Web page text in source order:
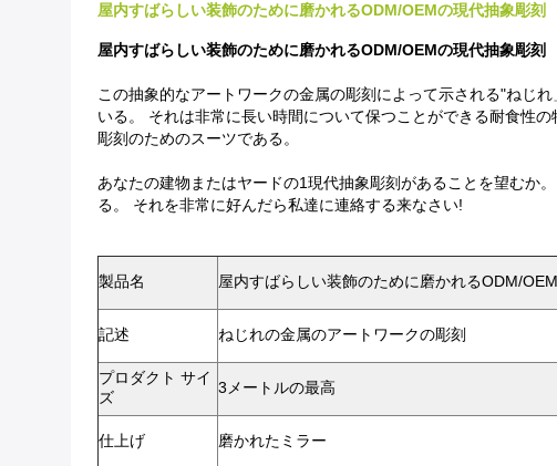
屋内すばらしい装飾のために磨かれるODM/OEMの現代抽象彫刻
屋内すばらしい装飾のために磨かれるODM/OEMの現代抽象彫刻
この抽象的なアートワークの金属の彫刻によって示される"ねじ
いる。 それは非常に長い時間について保つことができる耐食性
彫刻のためのスーツである。
あなたの建物またはヤードの1現代抽象彫刻があることを望むか
る。 それを非常に好んだら私達に連絡する来なさい!
製品名 屋内すばらしい装飾のために磨かれるODM/
記述 ねじれの金属のアートワークの彫刻
プロダクト サイ
ズ
3メートルの最高
仕上げ 磨かれたミラー